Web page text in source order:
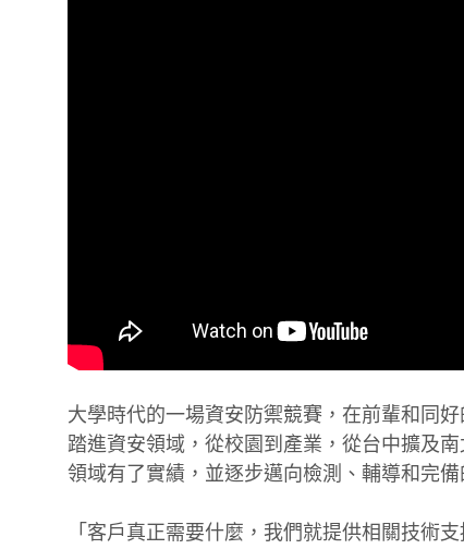
大學時代的一場資安防禦競賽，在前輩和同
踏進資安領域，從校園到產業，從台中擴及
領域有了實績，並逐步邁向檢測、輔導和完備
「客戶真正需要什麼，我們就提供相關技術